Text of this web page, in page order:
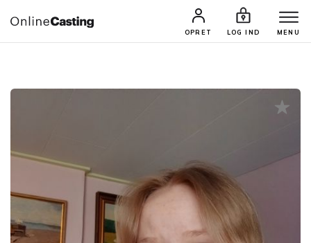
OPRET LOG IND MENU
CASTINGS & JOBS SØG PROFIL